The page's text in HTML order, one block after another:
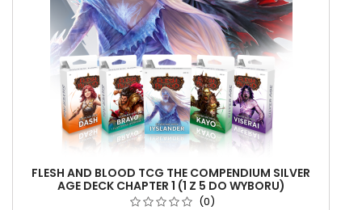
FLESH AND BLOOD TCG THE COMPENDIUM SILVER
AGE DECK CHAPTER 1 (1 Z 5 DO WYBORU)
(0)